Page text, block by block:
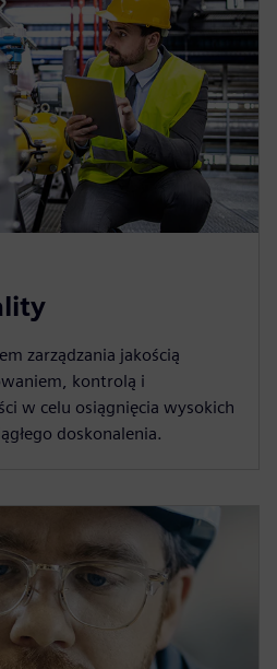
zarządzania jakością
kontrolą i
w celu osiągnięcia wysokich
doskonalenia.